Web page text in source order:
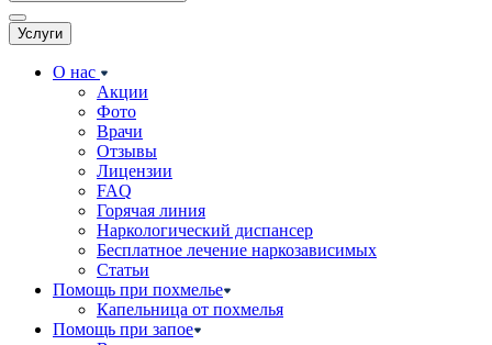
Услуги
О нас
Акции
Фото
Врачи
Отзывы
Лицензии
FAQ
Горячая линия
Наркологический диспансер
Бесплатное лечение наркозависимых
Статьи
Помощь при похмелье
Капельница от похмелья
Помощь при запое